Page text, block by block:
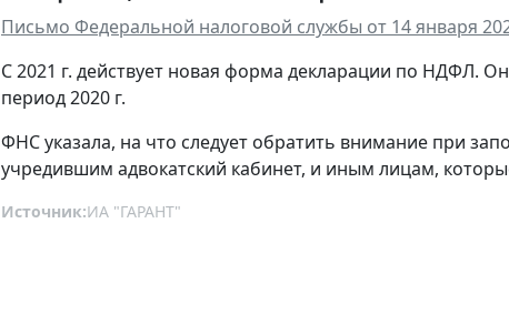
Письмо Федеральной налоговой службы от 14 января
С 2021 г. действует новая форма декларации по НДФЛ.
период 2020 г.
ФНС указала, на что следует обратить внимание при
учредившим адвокатский кабинет, и иным лицам,
Источник:ИА "ГАРАНТ"